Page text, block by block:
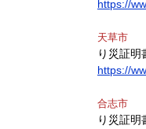
https://
天草市
り災証明
https://
合志市
り災証明